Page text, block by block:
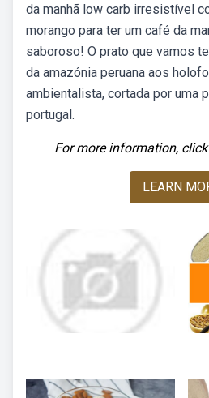
da manhã low carb irresistível
morango para ter um café da
saboroso! O prato que vamos
da amazónia peruana aos
ambientalista, cortada por uma
portugal.
For more information,
LEARN